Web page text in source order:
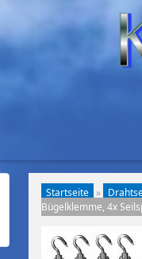
Startseite »
Bügelklemme, 4x